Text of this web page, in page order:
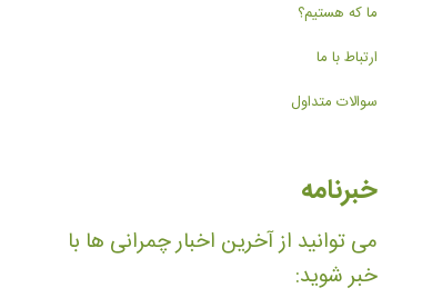
ما که هستیم؟
ارتباط با ما
سوالات متداول
خبرنامه
می توانید از آخرین اخبار چمرانی ها با
خبر شوید: